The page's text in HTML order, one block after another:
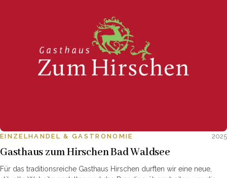
EINZELHANDEL & GASTRONOMIE 2025
Gasthaus zum Hirschen Bad Waldsee
Für das traditionsreiche Gasthaus Hirschen durften wir eine neue,